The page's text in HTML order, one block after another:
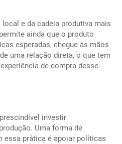
e da cadeia produtiva mais
ainda que o produto
esperadas, chegue às mãos
uma relação direta, o que tem
de compra desse
investir
Uma forma de
essa prática é apoiar políticas